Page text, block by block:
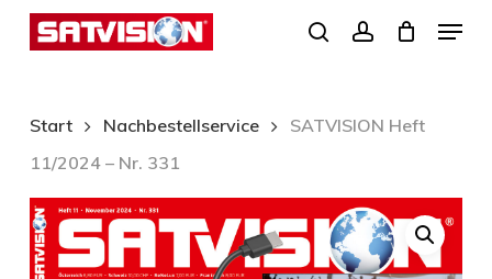
Skip
content
search
Menu
Start Nachbestellservice
SATVISION Heft
11/2024 – Nr. 331